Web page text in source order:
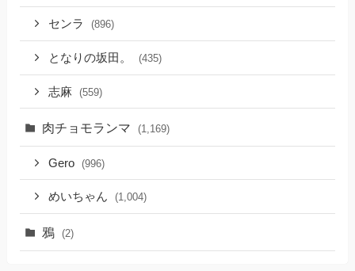
センラ (896)
となりの坂田。 (435)
志麻 (559)
肉チョモランマ (1,169)
Gero (996)
めいちゃん (1,004)
鴉 (2)